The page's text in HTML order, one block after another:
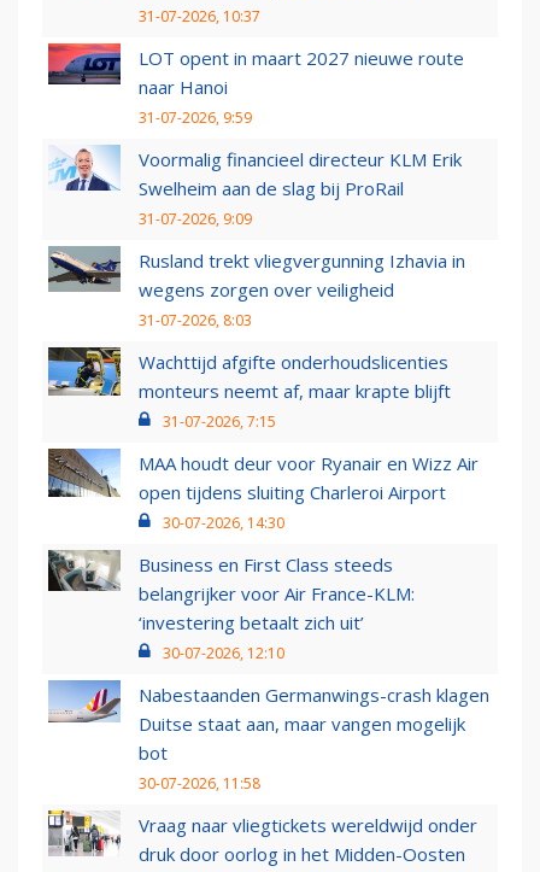
31-07-2026, 10:37
LOT opent in maart 2027 nieuwe route
naar Hanoi
31-07-2026, 9:59
Voormalig financieel directeur KLM Erik
Swelheim aan de slag bij ProRail
31-07-2026, 9:09
Rusland trekt vliegvergunning Izhavia in
wegens zorgen over veiligheid
31-07-2026, 8:03
Wachttijd afgifte onderhoudslicenties
monteurs neemt af, maar krapte blijft
31-07-2026, 7:15
MAA houdt deur voor Ryanair en Wizz Air
open tijdens sluiting Charleroi Airport
30-07-2026, 14:30
Business en First Class steeds
belangrijker voor Air France-KLM:
‘investering betaalt zich uit’
30-07-2026, 12:10
Nabestaanden Germanwings-crash klagen
Duitse staat aan, maar vangen mogelijk
bot
30-07-2026, 11:58
Vraag naar vliegtickets wereldwijd onder
druk door oorlog in het Midden-Oosten